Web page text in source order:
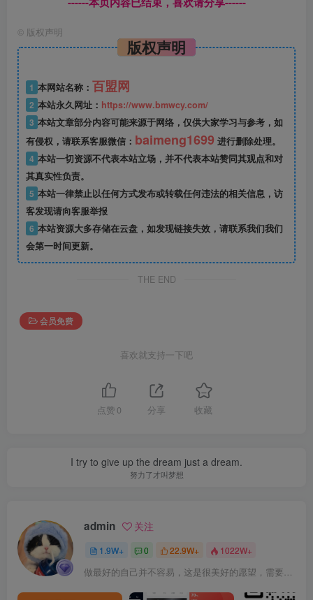
© 版权声明
版权声明
1 本网站名称： 百盟网
2 本站永久网址： https://www.bmwcy.com/
3 本站文章部分内容可能来源于网络，仅供大家学习与参考，如
有侵权，请联系客服微信： baimeng1699 进行删除处理。
4 本站一切资源不代表本站立场，并不代表本站赞同其观点和对
其真实性负责。
5 本站一律禁止以任何方式发布或转载任何违法的相关信息，访
客发现请向客服举报
6 本站资源大多存储在云盘，如发现链接失效，请联系我们我们
会第一时间更新。
THE END
会员免费
喜欢就支持一下吧
点赞 0 分享 收藏
I try to give up the dream just a dream.
努力了才叫梦想
admin 关注
1.9W+ 0 22.9W+ 1022W+
做最好的自己并不容易，这是很美好的愿望，需要耐心、坚持和毅力